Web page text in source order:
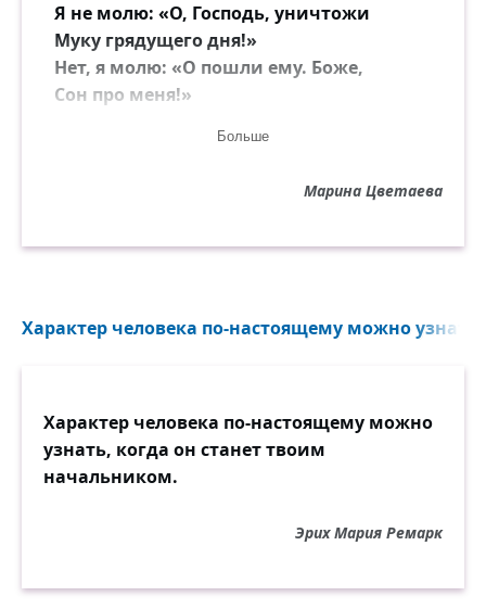
Я не молю: «О, Господь, уничтожи
Муку грядущего дня!»
Нет, я молю: «О пошли ему. Боже,
Сон про меня!»
Пусть я при встрече с тобою бледнею,
Тайна одна. Мы бессильны пред нею:
Больше
Марина Цветаева
Характер человека по-настоящему можно узнать,
Характер человека по-настоящему можно
узнать, когда он станет твоим
начальником.
Эрих Мария Ремарк